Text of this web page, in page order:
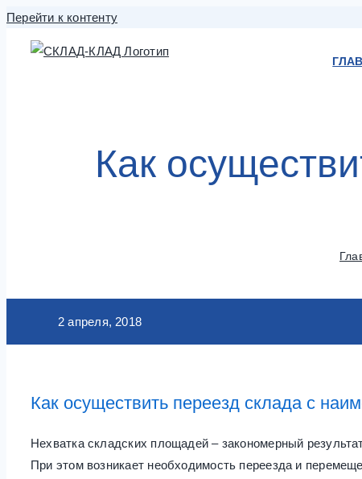
Перейти к контенту
Как
2 апреля, 2018
Как осуществить переезд склада с
Нехватка складских площадей – закономерный
При этом возникает необходимость переезда и